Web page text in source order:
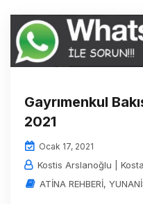
Gayrımenkul
2021
Ocak 17, 2021
Kostis Arslanoğlu |
ATİNA REHBERİ,